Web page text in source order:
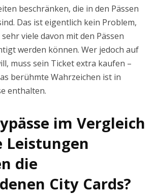
beschränken, die in den Pässen
Das ist eigentlich kein Problem,
viele davon mit den Pässen
werden können. Wer jedoch auf
muss sein Ticket extra kaufen –
berühmte Wahrzeichen ist in
enthalten.
im Vergleich
Leistungen
die
City Cards?